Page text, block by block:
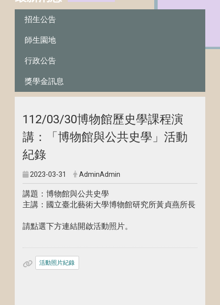
招生公告
師生園地
行政公告
獎學金訊息
112/03/30博物館歷史學課程演
講：「博物館與公共史學」活動
紀錄
2023-03-31 AdminAdmin
講題：博物館與公共史學
主講：國立臺北藝術大學博物館研究所黃貞燕所長
請點選下方連結開啟活動照片。
活動照片紀錄